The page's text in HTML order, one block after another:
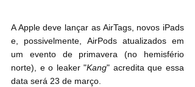
A Apple deve lançar as AirTags, novos iPads
e, possivelmente, AirPods atualizados em
um evento de primavera (no hemisfério
norte), e o leaker "Kang" acredita que essa
data será 23 de março.